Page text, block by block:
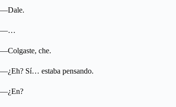
—Dale.
—…
—Colgaste, che.
—¿Eh? Sí… estaba pensando.
—¿En?